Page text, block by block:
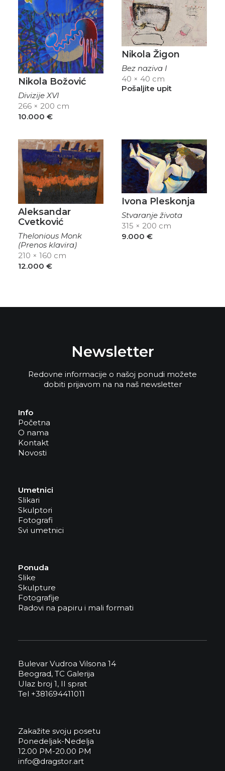
Nikola Božović
Divizije XVI
266 × 200 cm
10.000 €
Nikola Žigon
Bez naziva I
40 × 40 cm
Pošaljite upit
Aleksandar
Cvetković
Thelonious Monk
(Prenos klavira)
210 × 160 cm
12.000 €
Ivona Pleskonja
Stvaranje života
315 × 200 cm
9.000 €
Newsletter
Redovne informacije o našoj ponudi možete
dobiti prijavom na na naš newsletter
Info
Početna
O nama
Kontakt
Novosti
Umetnici
Slikari
Skulptori
Fotografi
Svi umetnici
Ponuda
Slike
Skulpture
Fotografije
Radovi na papiru i mali formati
Bulevar Vudroa Vilsona 14
Beograd, TC Galerija
Ulaz broj 1, II sprat
Tel +381694411011
Zakažite svoju posetu
Ponedeljak-Nedelja
12.00 PM-20.00 PM
info@dragstor.art